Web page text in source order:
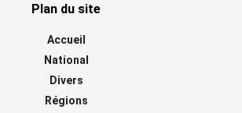
Plan du site
Accueil
National
Divers
Régions